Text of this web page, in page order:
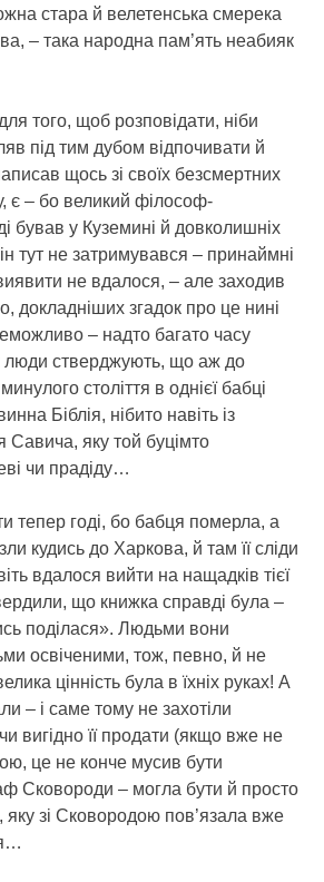
стара й велетенська смерека
– така народна пам’ять неабияк
того, щоб розповідати, ніби
під тим дубом відпочивати й
щось зі своїх безсмертних
є – бо великий філософ-
бував у Куземині й довколишніх
тут не затримувався – принаймні
не вдалося, – але заходив
докладніших згадок про це нині
– надто багато часу
люди стверджують, що аж до
століття в однієї бабці
Біблія, нібито навіть із
Савича, яку той буцімто
чи прадіду…
тепер годі, бо бабця померла, а
кудись до Харкова, й там її сліди
вдалося вийти на нащадків тієї
що книжка справді була –
поділася». Людьми вони
освіченими, тож, певно, й не
цінність була в їхніх руках! А
– і саме тому не захотіли
вигідно її продати (якщо вже не
це не конче мусив бути
Сковороди – могла бути й просто
яку зі Сковородою пов’язала вже